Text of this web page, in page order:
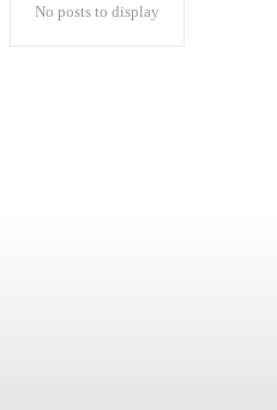
No posts to display